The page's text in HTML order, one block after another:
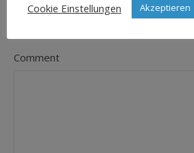
Comment
Cookie Einstellungen
Akzeptieren